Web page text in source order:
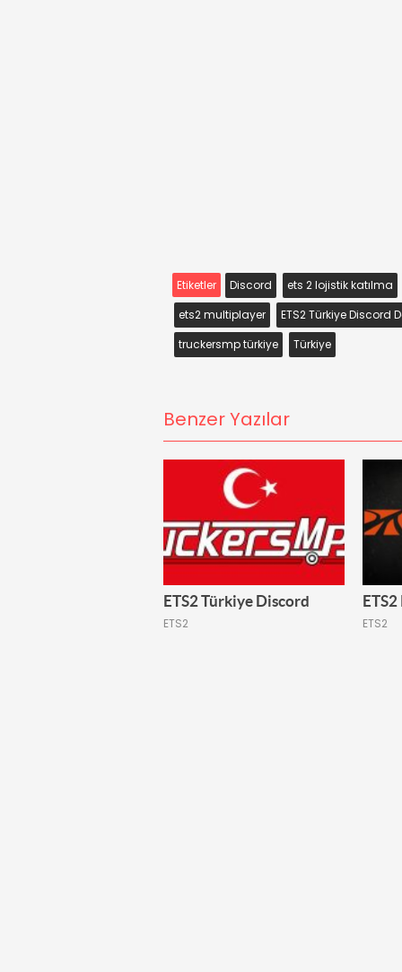
Etiketler Discord ets 2 lojistik katılma
ets2 multiplayer
ETS2 Türkiye Discord
truckersmp türkiye
Türkiye
Benzer Yazılar
ETS2 Türkiye Discord
ETS2 ETS2